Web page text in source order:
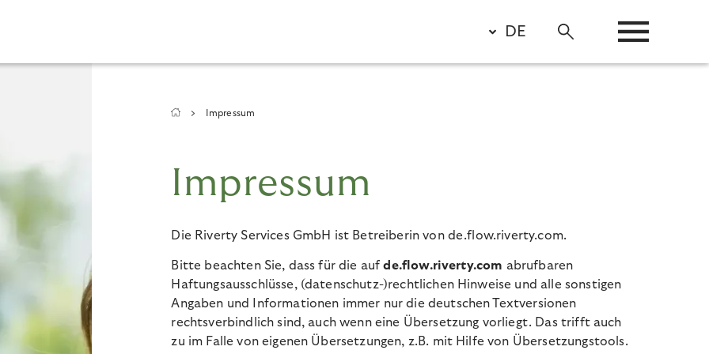
DE
Breadcrumb
Impressum
Impressum
Die Riverty Services GmbH ist Betreiberin von de.flow.riverty.com.
Bitte beachten Sie, dass für die aufde.flow.riverty.com abrufbaren
Haftungsausschlüsse, (datenschutz-)rechtlichen Hinweise und alle sonstigen
Angaben und Informationen immer nur die deutschen Textversionen
rechtsverbindlich sind, auch wenn eine Übersetzung vorliegt. Das trifft auch
zu im Falle von eigenen Übersetzungen, z.B. mit Hilfe von Übersetzungstools.